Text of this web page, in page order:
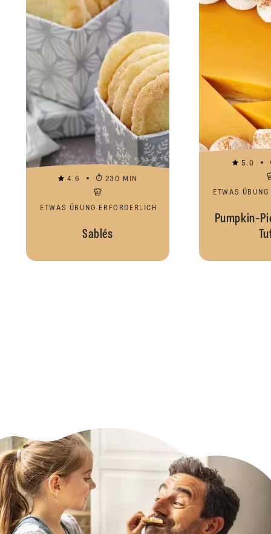
4.6 230 MIN
ETWAS ÜBUNG ERFORDERLICH
Sablés
5.0
ETWAS
Pumpkin-